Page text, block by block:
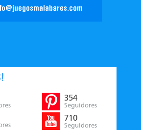
354
Seguidores
710
Seguidores